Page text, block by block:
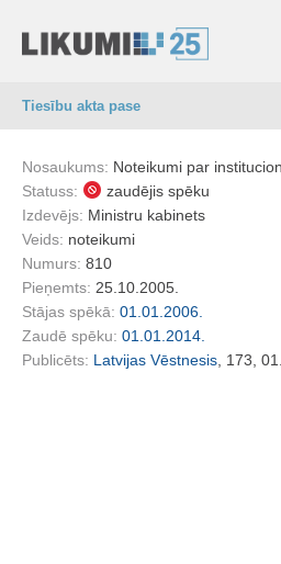
Tiesību akta pase
Nosaukums: Noteikumi par
Statuss:
zaudējis spēku
Izdevējs: Ministru kabinets
Veids: noteikumi
Numurs: 810
Pieņemts: 25.10.2005.
Stājas spēkā: 01.01.2006.
Zaudē spēku: 01.01.2014.
Publicēts: Latvijas Vēstnesis , 173,